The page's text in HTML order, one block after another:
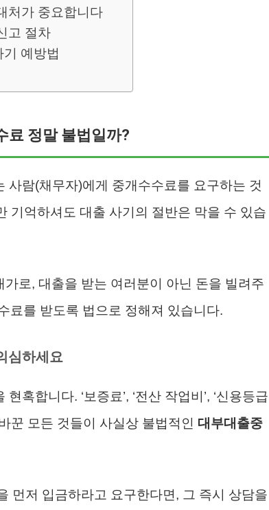
처가 중요합니다
고 절차
예방법
료 정말 불법일까?
사람(채무자)에게 중개수수료를 요구하는 것
기억하셔도 대출 사기의 절반은 막을 수 있습
로, 대출을 받는 여러분이 아닌 돈을 빌려주
료를 받도록 법으로 정해져 있습니다.
심하세요
혹합니다. ‘보증료’, ‘전산 작업비’, ‘신용등급
꾼 모든 것들이 사실상 불법적인 대부대출중
먼저 입금하라고 요구한다면, 그 즉시 상담을